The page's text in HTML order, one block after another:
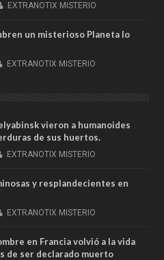
EXTRANOTIX MISTERIO
un misterioso Planeta lo
EXTRANOTIX MISTERIO
vieron a humanoides
de sus huertos.
EXTRANOTIX MISTERIO
y resplandecientes en
EXTRANOTIX MISTERIO
en Francia volvió a la vida
de ser declarado muerto